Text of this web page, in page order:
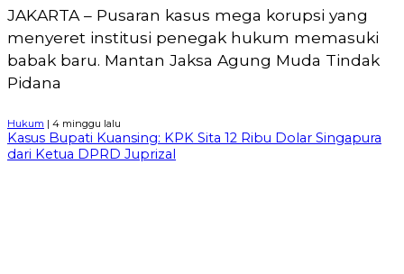
JAKARTA – Pusaran kasus mega korupsi yang
menyeret institusi penegak hukum memasuki
babak baru. Mantan Jaksa Agung Muda Tindak
Pidana
Hukum | 4 minggu lalu
Kasus Bupati Kuansing: KPK Sita 12 Ribu Dolar Singapura
dari Ketua DPRD Juprizal